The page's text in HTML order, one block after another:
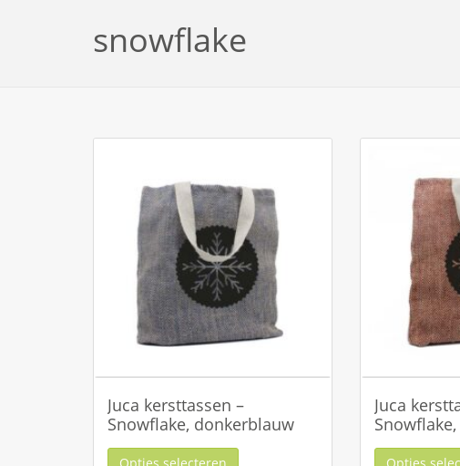
snowflake
Juca kersttassen –
Snowflake, donkerblauw
Opties selecteren
Juca
Opties